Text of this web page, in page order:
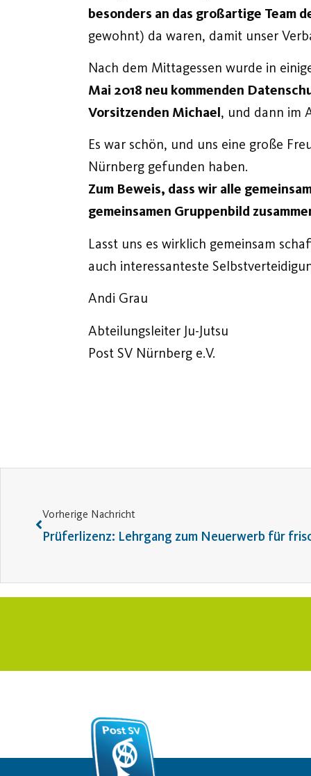
besonders an das großartige Team
gewohnt) da waren, damit unser
Nach dem Mittagessen wurde in
Mai 2018 neu kommenden
Vorsitzenden Michael, und dann im
Es war schön, und uns eine große
Nürnberg gefunden haben.
Zum Beweis, dass wir alle
gemeinsamen Gruppenbild
Lasst uns es wirklich gemeinsam
auch interessanteste
Andi Grau
Abteilungsleiter Ju-Jutsu
Post SV Nürnberg e.V.
Vorherige Nachricht